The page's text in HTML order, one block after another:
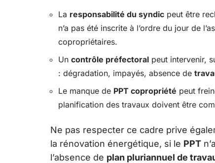
La responsabilité du syndic peut être
n’a pas été inscrite à l’ordre du jour de
copropriétaires.
Un contrôle préfectoral peut intervenir,
: dégradation, impayés, absence de
Le manque de PPT copropriété peut
planification des travaux doivent être
Ne pas respecter ce cadre prive
la rénovation énergétique, si le PPT
l’absence de plan pluriannuel de